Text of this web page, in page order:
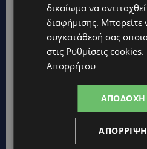
Topics
ΚΙΤΡΙΝΗ ΠΡΟΕΙΔΟΠΟΙΗΣΗ:
και σήμερα η Κύπρος-Πότε θα
Ισαάκ και Σολωμού προκάλεσε
τους νεκρούς»-(Φώτο)
δικαίωμα να
διαφήμισης. Μπορείτε
συγκατάθεσή σας
στις Ρυθμίσεις cookies.
Απορρήτου